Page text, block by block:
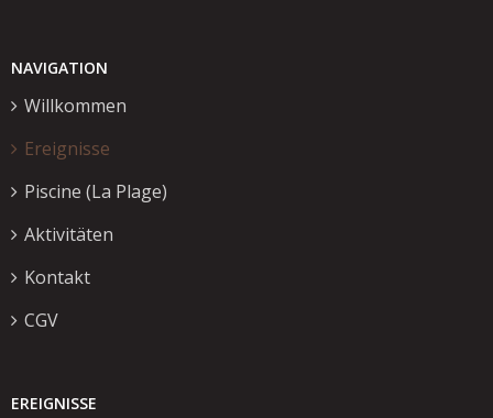
NAVIGATION
Willkommen
Ereignisse
Piscine (La Plage)
Aktivitäten
Kontakt
CGV
EREIGNISSE